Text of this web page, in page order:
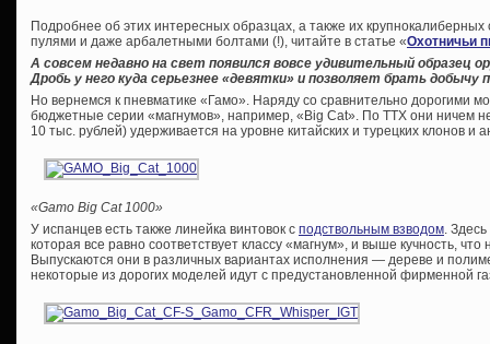
Подробнее об этих интересных образцах, а также их
пулями и даже арбалетными болтами (!), читайте в статье «Охотничьи
А совсем недавно на свет появился вовсе удивительный образец
Дробь у него куда серьезнее «девятки» и позволяет брать добычу
Но вернемся к пневматике «Гамо». Наряду со сравнительно дорогими
бюджетные серии «магнумов», например, «Big Cat». По ТТХ они ничем
10 тыс. рублей) удерживается на уровне китайских и турецких клонов и
«Gamo Big Cat 1000»
У испанцев есть также линейка винтовок с подствольным взводом.
которая все равно соответствует классу «магнум», и выше кучность,
Выпускаются они в различных вариантах исполнения — дереве и
некоторые из дорогих моделей идут с предустановленной фирменной